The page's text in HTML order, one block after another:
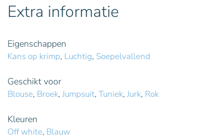
Extra informatie
Eigenschappen
Kans op krimp, Luchtig, Soepelvallend
Geschikt voor
Blouse, Broek, Jumpsuit, Tuniek, Jurk, Rok
Kleuren
Off white, Blauw